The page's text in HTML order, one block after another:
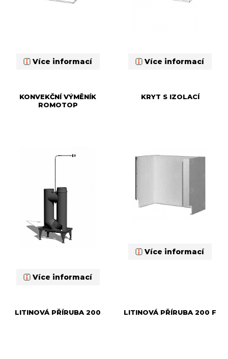
Více informací Více informací
KONVEKČNÍ VÝMĚNÍK
ROMOTOP
Více informací
KRYT S IZOLACÍ
Více informací
LITINOVÁ PŘÍRUBA 200 LITINOVÁ PŘÍRUBA 200 F